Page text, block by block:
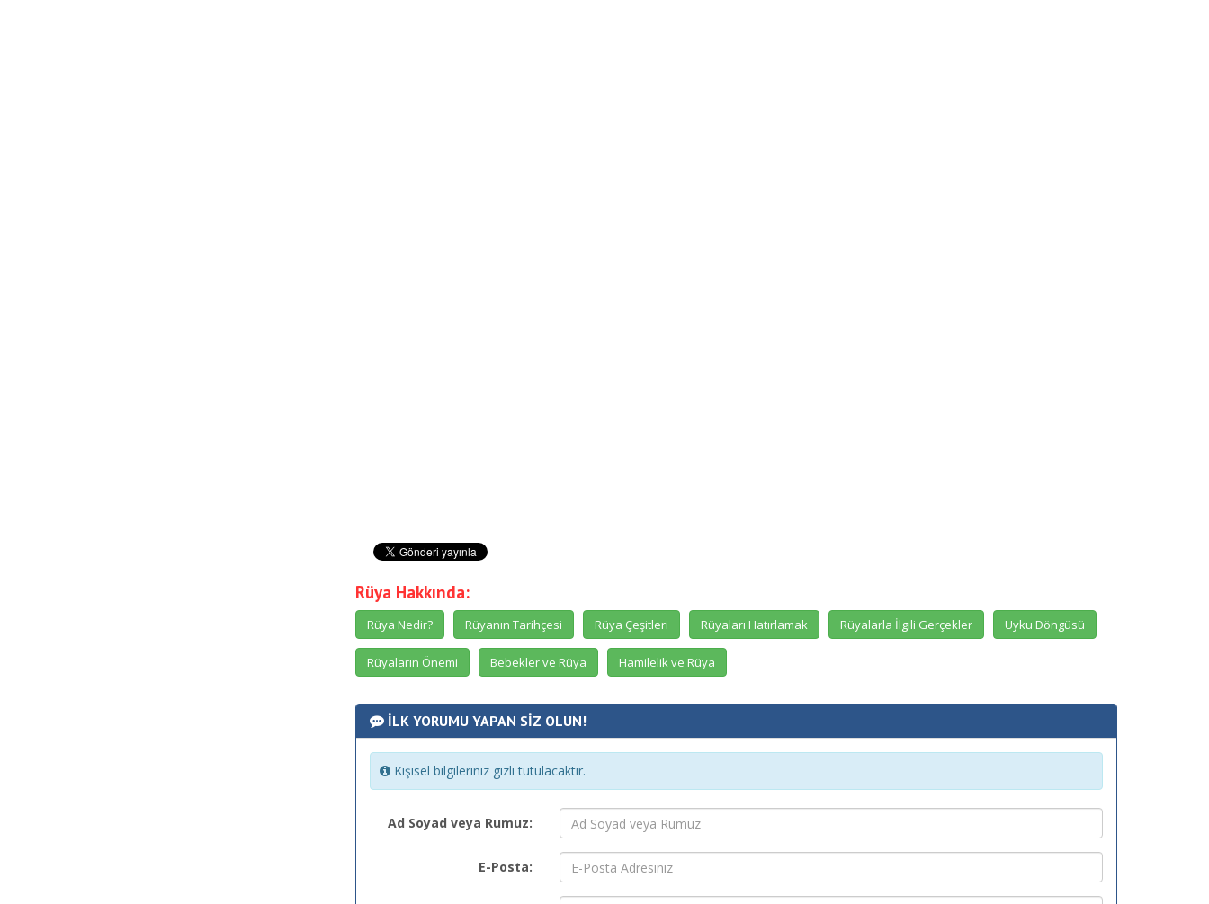
Rüya Hakkında:
Rüya Nedir? Rüyanın Tarihçesi Rüya Çeşitleri Rüyaları Hatırlamak Rüyalarla İlgili Gerçekler Uyku Döngüsü
Rüyaların Önemi Bebekler ve Rüya Hamilelik ve Rüya
İLK YORUMU YAPAN SİZ OLUN!
Kişisel bilgileriniz gizli tutulacaktır.
Ad Soyad veya Rumuz:
E-Posta: